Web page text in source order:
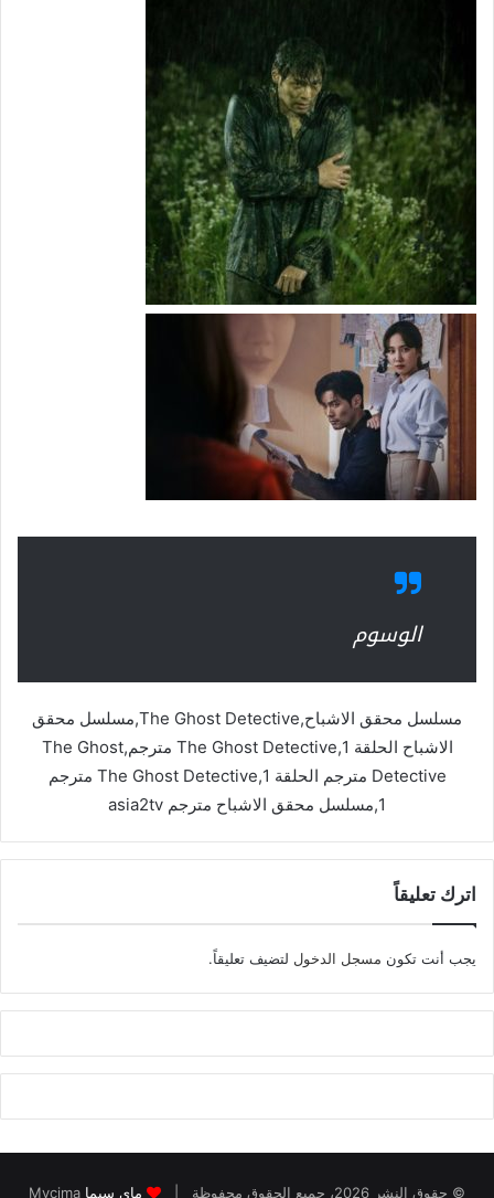
الوسوم
مسلسل محقق الاشباح,The Ghost Detective,مسلسل محقق
الاشباح الحلقة 1,The Ghost Detective مترجم,The Ghost
Detective مترجم الحلقة 1,The Ghost Detective مترجم
1,مسلسل محقق الاشباح مترجم asia2tv
اترك تعليقاً
يجب أنت تكون مسجل الدخول لتضيف تعليقاً.
© حقوق النشر 2026، جميع الحقوق محفوظة | ماي سيما